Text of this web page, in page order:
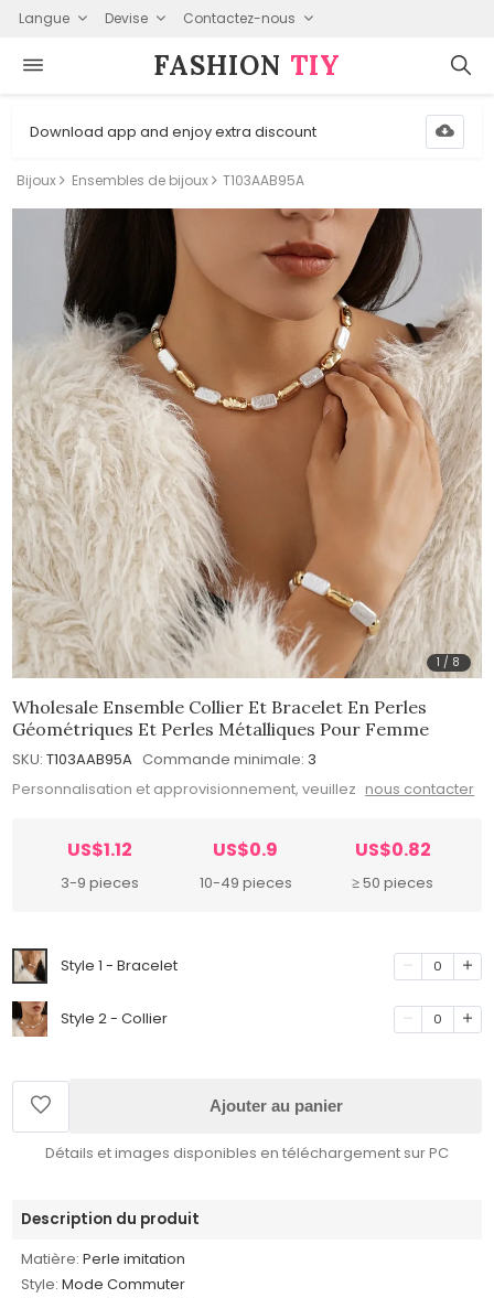
Langue Devise Contactez-nous
FASHION⁠ TIY
Download app and enjoy extra discount
Bijoux Ensembles de bijoux T103AAB95A
1 / 8
Wholesale Ensemble Collier Et Bracelet En Perles
Géométriques Et Perles Métalliques Pour Femme
SKU: T103AAB95A Commande minimale: 3
Personnalisation et approvisionnement, veuillez nous contacter
US$1.12
3-9 pieces
US$0.9
10-49 pieces
US$0.82
≥ 50 pieces
Style 1 - Bracelet 0
Style 2 - Collier 0
Ajouter au panier
Détails et images disponibles en téléchargement sur PC
Description du produit
Matière: Perle imitation
Style: Mode Commuter